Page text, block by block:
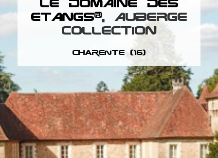
Cognac (16)
LE DOMAINE DES
ETANGS®, AUBERGE
COLLECTION
Charente (16)